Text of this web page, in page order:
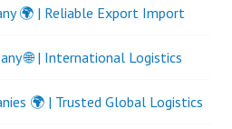
🌍 | Reliable Export Import
🌐 | International Logistics
🌍 | Trusted Global Logistics